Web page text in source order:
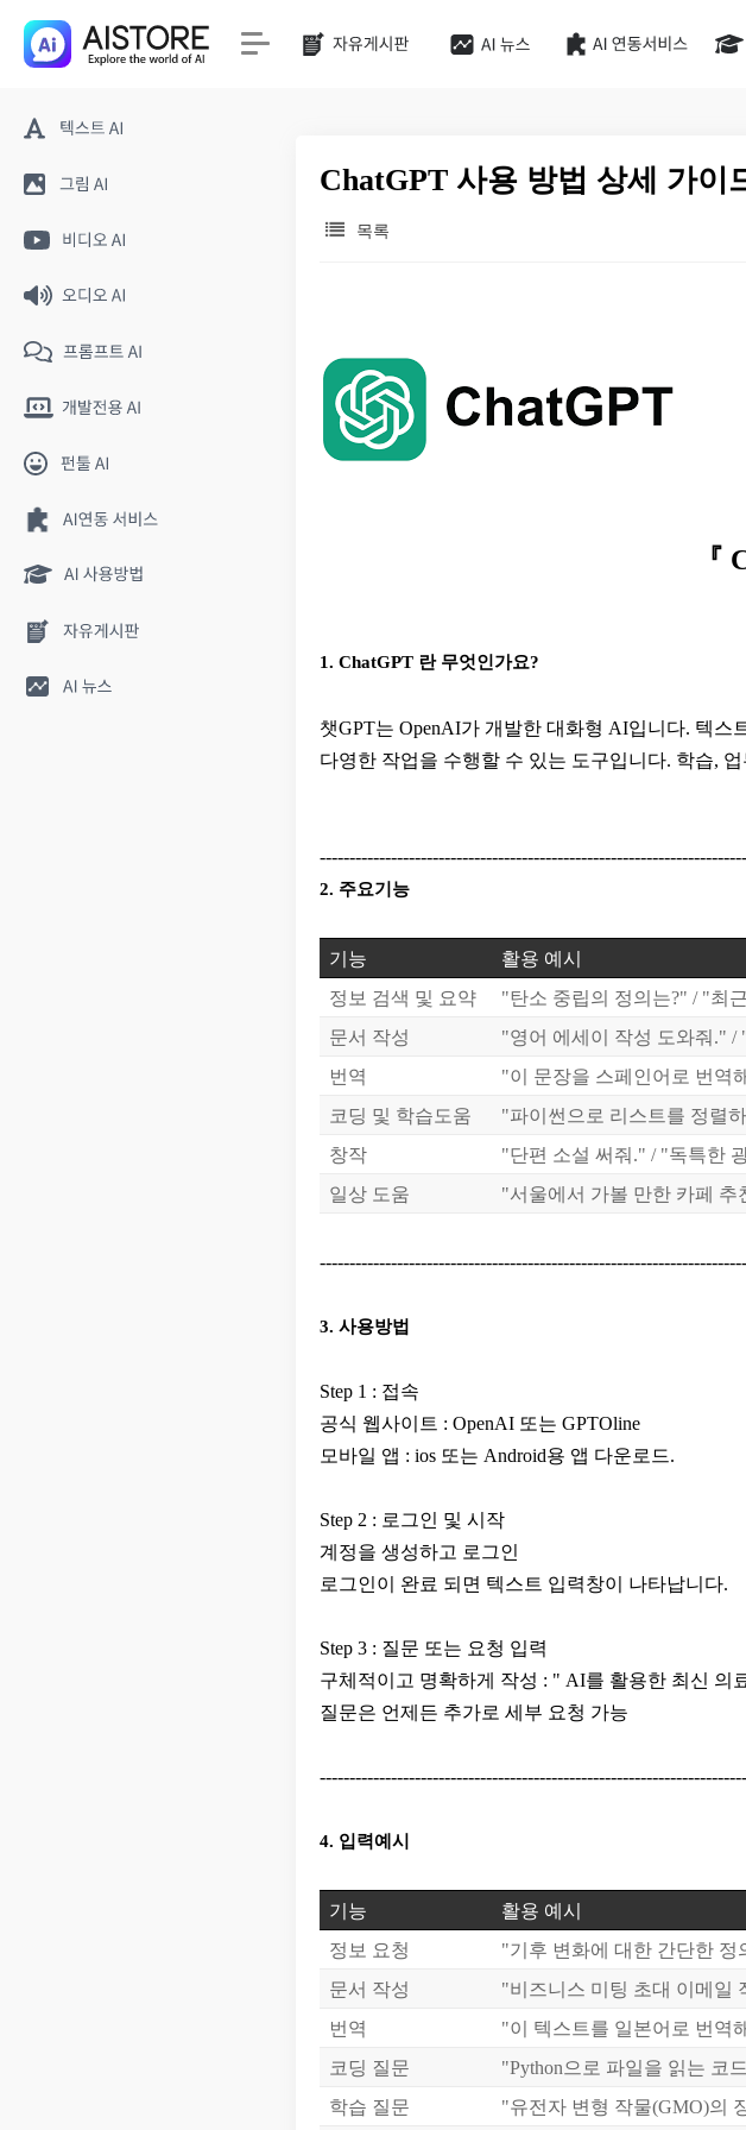
ChatGPT 사용 방법 상세 가이
목록
『
1. ChatGPT 란 무엇인가요?
챗GPT는 OpenAI가 개발한 대화형 AI입니다. 텍
다영한 작업을 수행할 수 있는 도구입니다. 학습,
2. 주요기능
기능
활용 예시
정보 검색 및 요약
"탄소 중립의 정의는?" / "최
문서 작성
"영어 에세이 작성 도와줘." /
번역
"이 문장을 스페인어로 번역
코딩 및 학습도움
"파이썬으로 리스트를 정렬
창작
"단편 소설 써줘." / "독특한
일상 도움
"서울에서 가볼 만한 카페
3. 사용방법
Step 1 : 접속
공식 웹사이트 : OpenAI 또는 GPTOline
모바일 앱 : ios 또는 Android용 앱 다운로드.
Step 2 : 로그인 및 시작
계정을 생성하고 로그인
로그인이 완료 되면 텍스트 입력창이 나타납니다.
Step 3 : 질문 또는 요청 입력
구체적이고 명확하게 작성 : " AI를 활용한 최신 의
질문은 언제든 추가로 세부 요청 가능
4. 입력예시
기능
활용 예시
정보 요청
"기후 변화에 대한 간단한 정
문서 작성
"비즈니스 미팅 초대 이메일
번역
"이 텍스트를 일본어로 번역
코딩 질문
"Python으로 파일을 읽는 코
학습 질문
"유전자 변형 작물(GMO)의